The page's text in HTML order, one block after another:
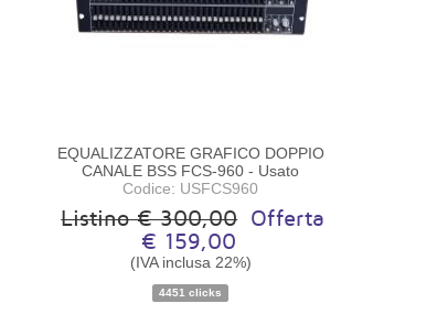
Disponibilità: Pezzo unico
EQUALIZZATORE GRAFICO DOPPIO
CANALE BSS FCS-960 - Usato
Codice: USFCS960
Listino € 300,00
Offerta
€ 159,00
(IVA inclusa 22%)
4451 clicks